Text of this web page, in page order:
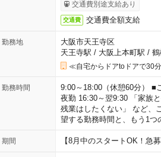
交通費別途支給あり
交通費 交通費全額支給
勤務地
大阪市天王寺区
天王寺駅 / 大阪上本町駅 / 鶴
≪自宅からドアtoドアで30
勤務時間
9:00～18:00（休憩60分） ■
夜勤 16:30～翌9:30 「家族
残業はしたくない」 など、
望する勤務時間と、もう1つ
期間 【8月中のスタートOK！急